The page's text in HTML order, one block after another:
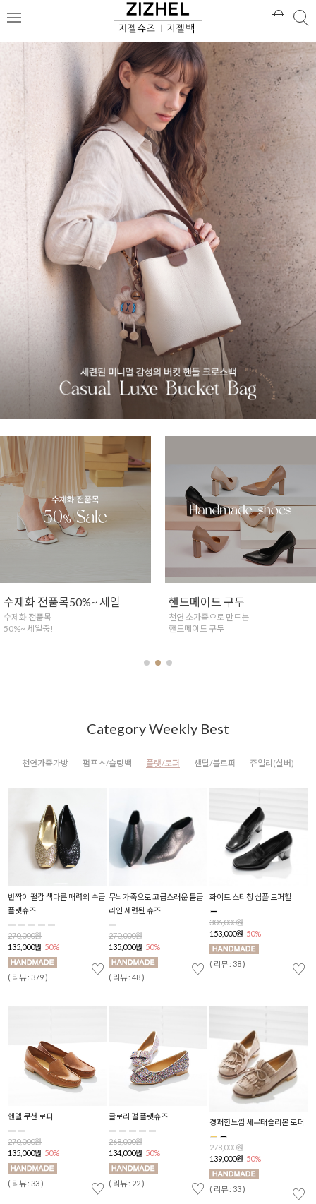
메
검
핸드메이드 구두
천연 소가죽으로 만드는
핸드메이드 구두
실버925 쥬얼리
은함량 법정함량92.5%
핸드메이드 실버 쥬얼리
Category Weekly Best
천연가죽가방 펌프스/슬링백 플랫/로퍼 샌달/블로퍼 쥬얼리(실버)
♡
반짝이 펄감 색다른 매력의 속굽
플랫슈즈
270,000원
135,000원 50%
( 리뷰 : 379 ) ♡
무늬가죽으로 고급스러운 톰굽
라인 세련된 슈즈
270,000원
135,000원 50%
( 리뷰 : 48 ) ♡
화이트 스티칭 심플 로퍼힐
306,000원
153,000원 50%
( 리뷰 : 38 )
♡
헨델 쿠션 로퍼
270,000원
135,000원 50%
( 리뷰 : 33 ) ♡
글로리 펄 플랫슈즈
268,000원
134,000원 50%
( 리뷰 : 22 )
♡
경쾌한느낌 세무태슬리본 로퍼
278,000원
139,000원 50%
( 리뷰 : 33 )